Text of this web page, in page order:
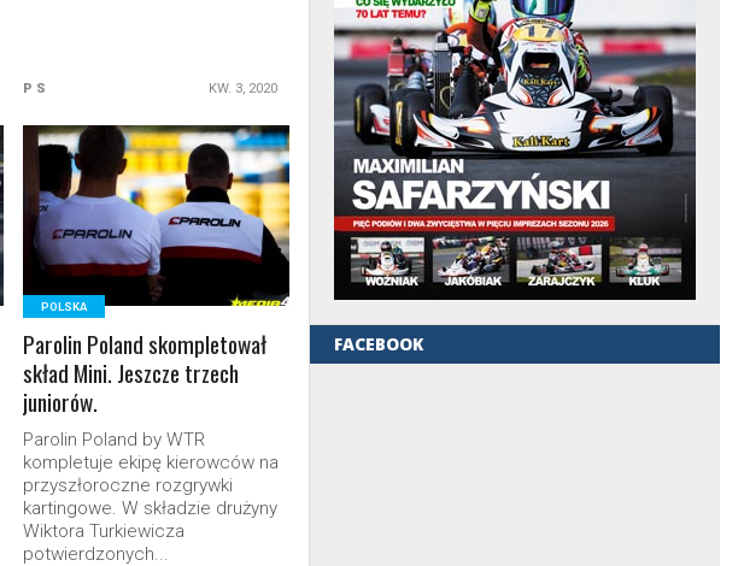
P S KW. 3, 2020
READ MORE
POLSKA
Parolin Poland skompletował
skład Mini. Jeszcze trzech
juniorów.
Parolin Poland by WTR
kompletuje ekipę kierowców na
przyszłoroczne rozgrywki
kartingowe. W składzie drużyny
Wiktora Turkiewicza
potwierdzonych...
FACEBOOK